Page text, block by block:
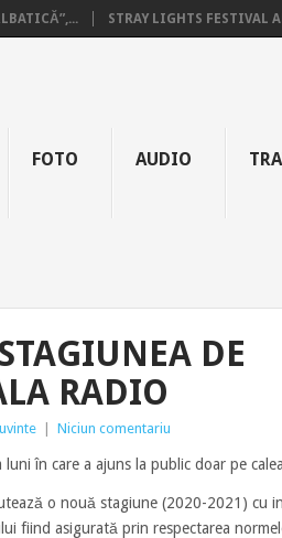
STRAY LIGHTS FESTIVAL
FOTO AUDIO
DE
RADIO
Niciun comentariu
în care a ajuns la public doar pe
o nouă stagiune (2020-2021) cu
fiind asigurată prin respectarea